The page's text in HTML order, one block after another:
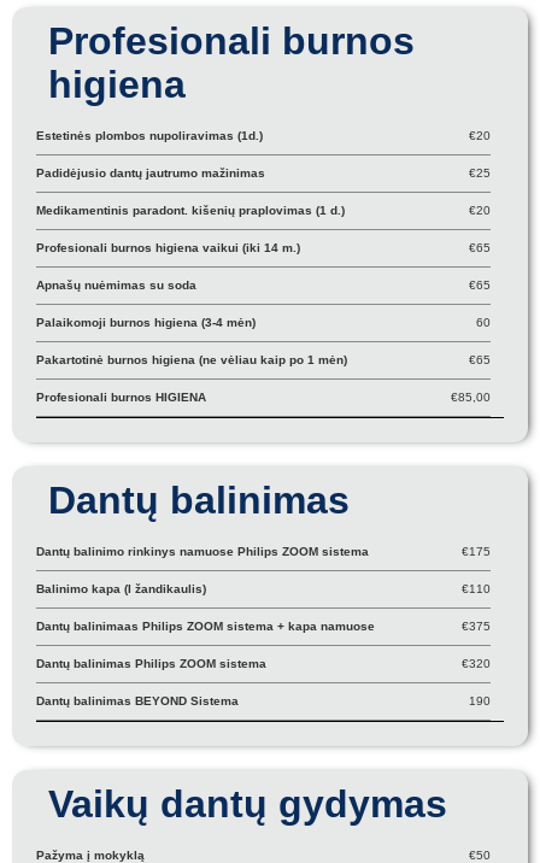
Profesionali burnos
higiena
Estetinės plombos nupoliravimas (1d.) €20
Padidėjusio dantų jautrumo mažinimas €25
Medikamentinis paradont. kišenių praplovimas (1 d.) €20
Profesionali burnos higiena vaikui (iki 14 m.) €65
Apnašų nuėmimas su soda €65
Palaikomoji burnos higiena (3-4 mėn) 60
Pakartotinė burnos higiena (ne vėliau kaip po 1 mėn) €65
Profesionali burnos HIGIENA €85,00
Dantų balinimas
Dantų balinimo rinkinys namuose Philips ZOOM sistema €175
Balinimo kapa (I žandikaulis) €110
Dantų balinimaas Philips ZOOM sistema + kapa namuose €375
Dantų balinimas Philips ZOOM sistema €320
Dantų balinimas BEYOND Sistema 190
Vaikų dantų gydymas
Pažyma į mokyklą €50